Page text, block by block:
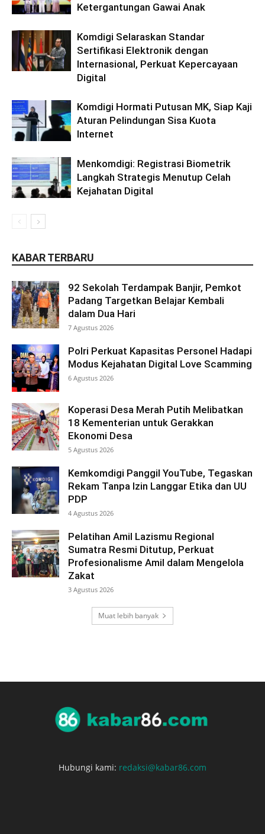
Ketergantungan Gawai Anak
Komdigi Selaraskan Standar
Sertifikasi Elektronik dengan
Internasional, Perkuat Kepercayaan
Digital
Komdigi Hormati Putusan MK, Siap Kaji
Aturan Pelindungan Sisa Kuota
Internet
Menkomdigi: Registrasi Biometrik
Langkah Strategis Menutup Celah
Kejahatan Digital
KABAR TERBARU
92 Sekolah Terdampak Banjir, Pemkot
Padang Targetkan Belajar Kembali
dalam Dua Hari
7 Agustus 2026
Polri Perkuat Kapasitas Personel Hadapi
Modus Kejahatan Digital Love Scamming
6 Agustus 2026
Koperasi Desa Merah Putih Melibatkan
18 Kementerian untuk Gerakkan
Ekonomi Desa
5 Agustus 2026
Kemkomdigi Panggil YouTube, Tegaskan
Rekam Tanpa Izin Langgar Etika dan UU
PDP
4 Agustus 2026
Pelatihan Amil Lazismu Regional
Sumatra Resmi Ditutup, Perkuat
Profesionalisme Amil dalam Mengelola
Zakat
3 Agustus 2026
Muat lebih banyak
Hubungi kami: redaksi@kabar86.com